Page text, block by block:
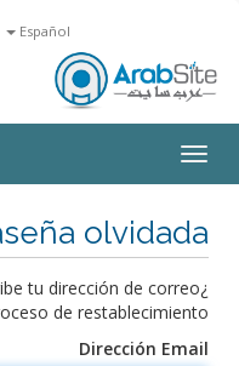
Español
Toggle
navigation
olvidada
tu dirección de correo
de restablecimiento.
Dirección Email